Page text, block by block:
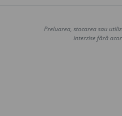
Preluarea, stocarea sau
interzise fără